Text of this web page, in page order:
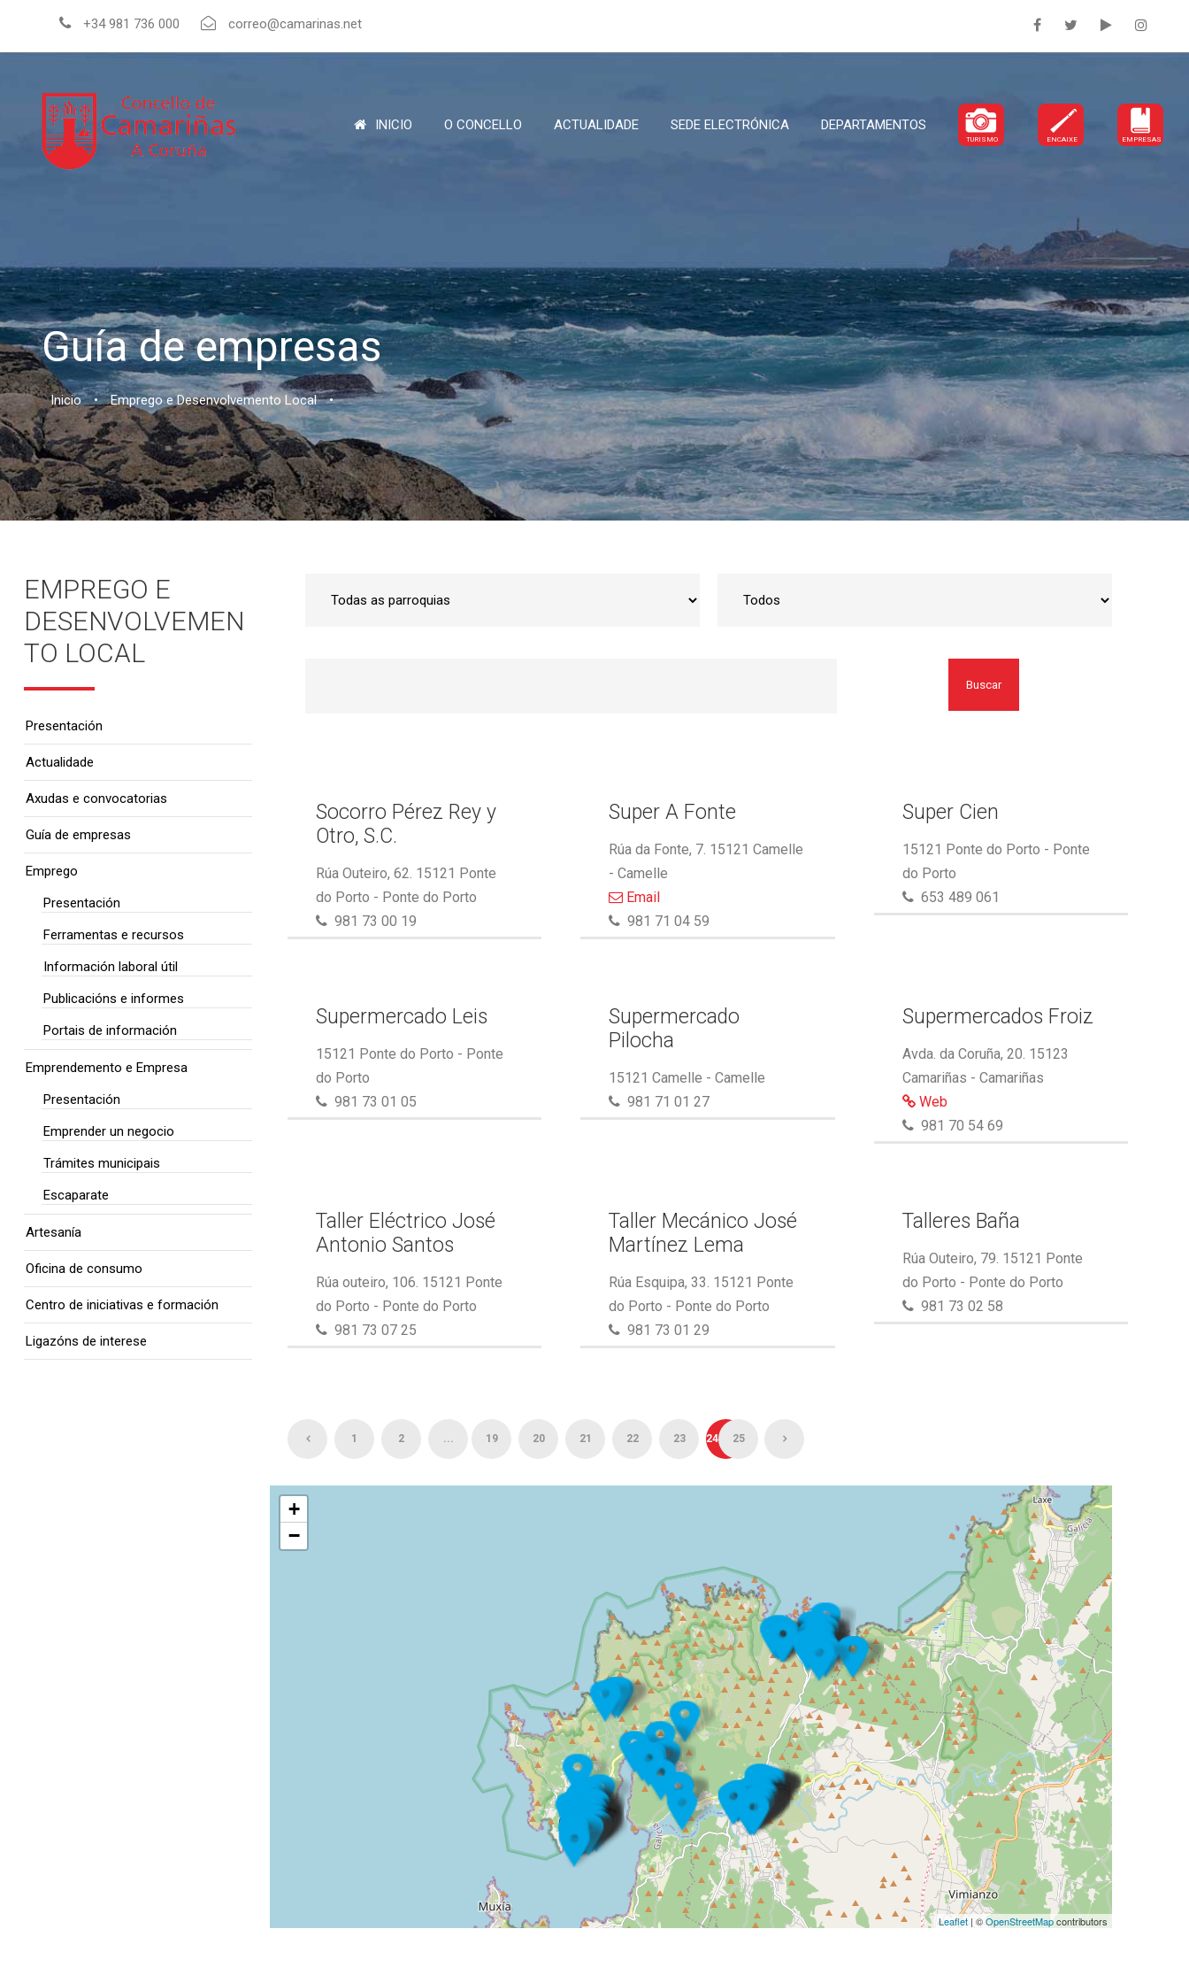
+34 981 736 000 correo@camarinas.net
INICIO O CONCELLO ACTUALIDADE SEDE ELECTRÓNICA DEPARTAMENTOS
TURISMO ENCAIXE EMPRESAS
Guía de empresas
Inicio • Emprego e Desenvolvemento Local •
Buscar
Socorro Pérez Rey y
Otro, S.C.
Rúa Outeiro, 62. 15121 Ponte
do Porto - Ponte do Porto
981 73 00 19
Super A Fonte
Rúa da Fonte, 7. 15121 Camelle
- Camelle
Email
981 71 04 59
Super Cien
15121 Ponte do Porto - Ponte
do Porto
653 489 061
Supermercado Leis
15121 Ponte do Porto - Ponte
do Porto
981 73 01 05
Supermercado
Pilocha
15121 Camelle - Camelle
981 71 01 27
Supermercados Froiz
Avda. da Coruña, 20. 15123
Camariñas - Camariñas
Web
981 70 54 69
Taller Eléctrico José
Antonio Santos
Rúa outeiro, 106. 15121 Ponte
do Porto - Ponte do Porto
981 73 07 25
Taller Mecánico José
Martínez Lema
Rúa Esquipa, 33. 15121 Ponte
do Porto - Ponte do Porto
981 73 01 29
Talleres Baña
Rúa Outeiro, 79. 15121 Ponte
do Porto - Ponte do Porto
981 73 02 58
1 2 ... 19 20 21 22 23 24 25
+
−
Leaflet | ©OpenStreetMapcontributors
EMPREGO E
DESENVOLVEMEN
TO LOCAL
Presentación
Actualidade
Axudas e convocatorias
Guía de empresas
Emprego
Presentación
Ferramentas e recursos
Información laboral útil
Publicacións e informes
Portais de información
Emprendemento e Empresa
Presentación
Emprender un negocio
Trámites municipais
Escaparate
Artesanía
Oficina de consumo
Centro de iniciativas e formación
Ligazóns de interese